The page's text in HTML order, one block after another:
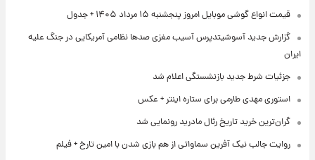
قیمت انواع گوشی موبایل امروز پنجشنبه ۱۵ مرداد ۱۴۰۵ + جدول
گزارش جدید آسوشیتدپرس آسیب مغزی صدها نظامی آمریکایی در جنگ علیه
ایران
جزئیات شرط جدید بازنشستگی اعلام شد
استوری مهدی طارمی برای ستاره اینتر + عکس
گران‌ترین خرید تاریخ رئال مادرید رونمایی شد
روایت جالب نیک آفرین سماواتی از هم بازی شدن با امین تارخ + فیلم